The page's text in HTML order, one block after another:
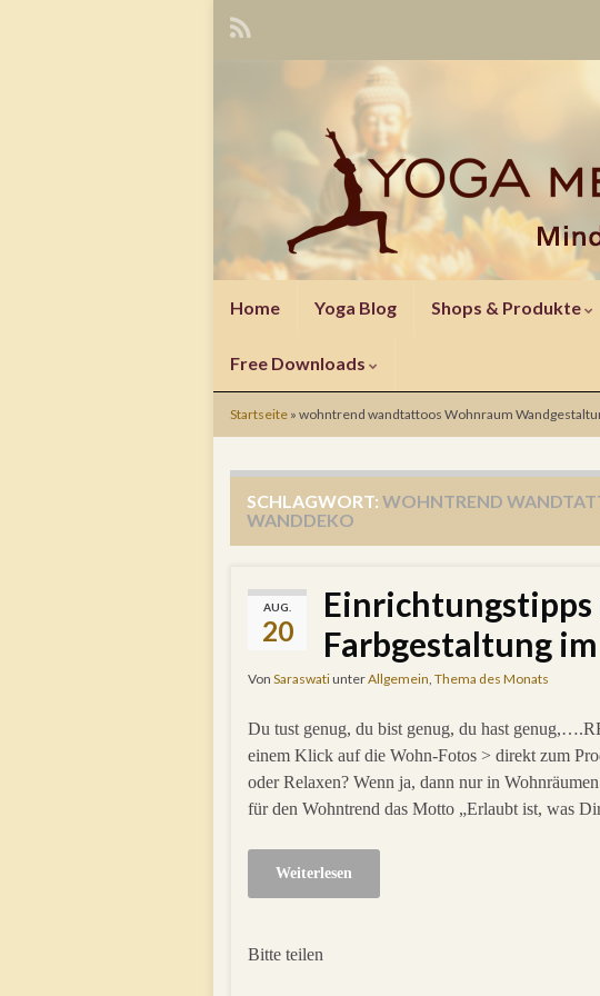
Home Yoga Blog Shops & Produkte
Free Downloads
Startseite » wohntrend wandtattoos Wohnraum
SCHLAGWORT: WOHNTREND
WANDDEKO
AUG.
20
Farbgestaltung
Von SaraswatiunterAllgemein, Thema des Monats
Du tust genug, du bist genug, du hast
einem Klick auf die Wohn-Fotos > direkt zum
oder Relaxen? Wenn ja, dann nur in
für den Wohntrend das Motto „Erlaubt ist, was
Weiterlesen
Bitte teilen